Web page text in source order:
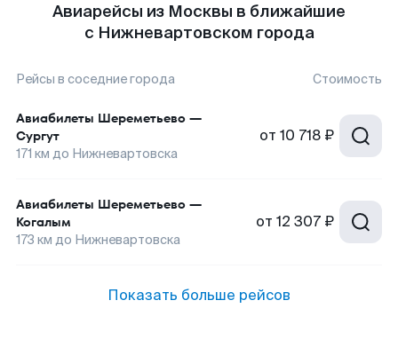
Авиарейсы из Москвы в ближайшие
с Нижневартовском города
Рейсы в соседние города Стоимость
Авиабилеты Шереметьево —
Сургут
171 км до Нижневартовска
от 10 718 ₽
Авиабилеты Шереметьево —
Когалым
173 км до Нижневартовска
от 12 307 ₽
Показать больше рейсов